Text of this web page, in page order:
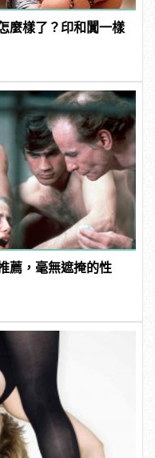
麼樣了？印和闐一樣
薦，毫無遮掩的性